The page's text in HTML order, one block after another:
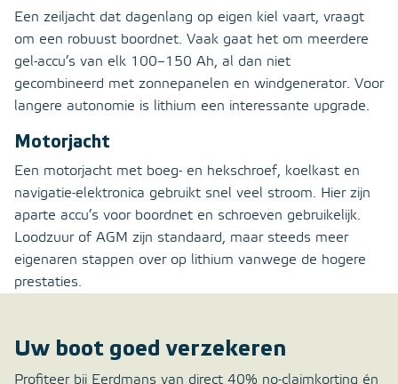
Een zeiljacht dat dagenlang op eigen kiel vaart, vraagt
om een robuust boordnet. Vaak gaat het om meerdere
gel-accu’s van elk 100–150 Ah, al dan niet
gecombineerd met zonnepanelen en windgenerator. Voor
langere autonomie is lithium een interessante upgrade.
Motorjacht
Een motorjacht met boeg- en hekschroef, koelkast en
navigatie-elektronica gebruikt snel veel stroom. Hier zijn
aparte accu’s voor boordnet en schroeven gebruikelijk.
Loodzuur of AGM zijn standaard, maar steeds meer
eigenaren stappen over op lithium vanwege de hogere
prestaties.
Uw boot goed verzekeren
Profiteer bij Eerdmans van direct 40% no-claimkorting én